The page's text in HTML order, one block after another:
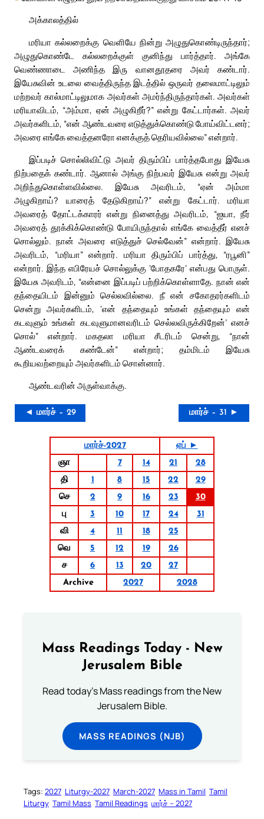
அக்காலத்தில்
மரியா கல்லறைக்கு வெளியே நின்று அழுதுகொண்டிருந்தார்;
அழுதுகொண்டே கல்லறைக்குள் குனிந்து பார்த்தார். அங்கே
வெண்ணாடை அணிந்த இரு வானதூதரை அவர் கண்டார்.
இயேசுவின் உடலை வைத்திருந்த இடத்தில் ஒருவர் தலைமாட்டிலும்
மற்றவர் கால்மாட்டிலுமாக அவர்கள் அமர்ந்திருந்தார்கள். அவர்கள்
மரியாவிடம், “அம்மா, ஏன் அழுகிறீர்?” என்று கேட்டார்கள். அவர்
அவர்களிடம், “என் ஆண்டவரை எடுத்துக்கொண்டு போய்விட்டனர்;
அவரை எங்கே வைத்தனரோ எனக்குத் தெரியவில்லை” என்றார்.
இப்படிச் சொல்லிவிட்டு அவர் திரும்பிப் பார்த்தபோது இயேசு
நிற்பதைக் கண்டார். ஆனால் அங்கு நிற்பவர் இயேசு என்று அவர்
அறிந்துகொள்ளவில்லை. இயேசு அவரிடம், “ஏன் அம்மா
அழுகிறாய்? யாரைத் தேடுகிறாய்?” என்று கேட்டார். மரியா
அவரைத் தோட்டக்காரர் என்று நினைத்து அவரிடம், “ஐயா, நீர்
அவரைத் தூக்கிக்கொண்டு போயிருந்தால் எங்கே வைத்தீர் எனச்
சொல்லும். நான் அவரை எடுத்துச் செல்வேன்” என்றார். இயேசு
அவரிடம், “மரியா” என்றார். மரியா திரும்பிப் பார்த்து, “ரபூனி”
என்றார். இந்த எபிரேயச் சொல்லுக்கு ‘போதகரே’ என்பது பொருள்.
இயேசு அவரிடம், “என்னை இப்படிப் பற்றிக்கொள்ளாதே. நான் என்
தந்தையிடம் இன்னும் செல்லவில்லை. நீ என் சகோதரர்களிடம்
சென்று அவர்களிடம், ‘என் தந்தையும் உங்கள் தந்தையும் என்
கடவுளும் உங்கள் கடவுளுமானவரிடம் செல்லவிருக்கிறேன்’ எனச்
சொல்” என்றார். மகதலா மரியா சீடரிடம் சென்று, “நான்
ஆண்டவரைக் கண்டேன்” என்றார்; தம்மிடம் இயேசு
கூறியவற்றையும் அவர்களிடம் சொன்னார்.
ஆண்டவரின் அருள்வாக்கு.
◄ மார்ச் – 29 மார்ச் – 31 ►
மார்ச்-2027
ஏப் ►
ஞா
7 14 21
28
தி
1 8 15 22
29
செ
2 9 16 23
30
பு
3 10 17 24
31
வி
4 11 18
25
வெ
5 12 19
26
ச
6 13 20
27
Archive
2027 2028
Mass Readings Today - New
Jerusalem Bible
Read today's Mass readings from the New
Jerusalem Bible.
MASS READINGS (NJB)
Tags: 2027 Liturgy-2027 March-2027 Mass in Tamil Tamil
Liturgy Tamil Mass Tamil Readings மார்ச் – 2027